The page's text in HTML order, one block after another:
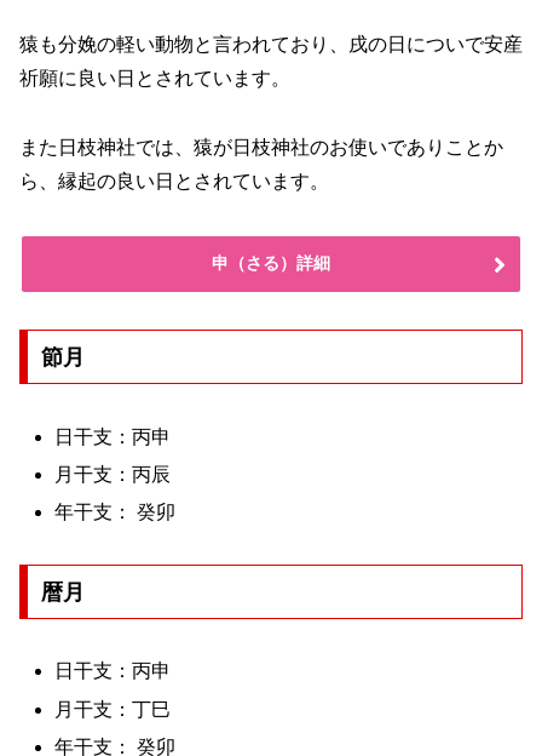
猿も分娩の軽い動物と言われており、戌の日についで安産
祈願に良い日とされています。
また日枝神社では、猿が日枝神社のお使いでありことか
ら、縁起の良い日とされています。
申（さる）詳細
節月
日干支：丙申
月干支：丙辰
年干支： 癸卯
暦月
日干支：丙申
月干支：丁巳
年干支： 癸卯